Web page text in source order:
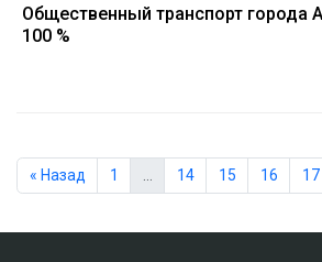
Общественный транспорт города
100 %
« Назад 1 … 14 15 16 17